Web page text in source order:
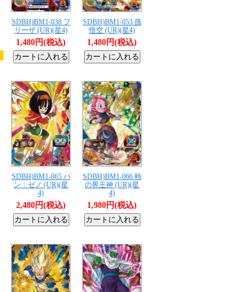
SDBH)BM1-038 フ
リーザ (UR)(星4)
1,480円(税込)
SDBH)BM1-053 孫
悟空 (UR)(星4)
1,480円(税込)
SDBH)BM1-065 パ
ン：ゼノ (UR)(星
4)
2,480円(税込)
SDBH)BM1-066 時
の界王神 (UR)(星
4)
1,980円(税込)